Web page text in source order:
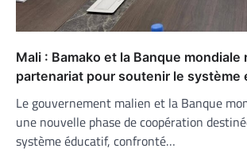
Mali : Bamako et la Banque
partenariat pour soutenir le système
Le gouvernement malien et la Banque
une nouvelle phase de coopération
système éducatif, confronté…